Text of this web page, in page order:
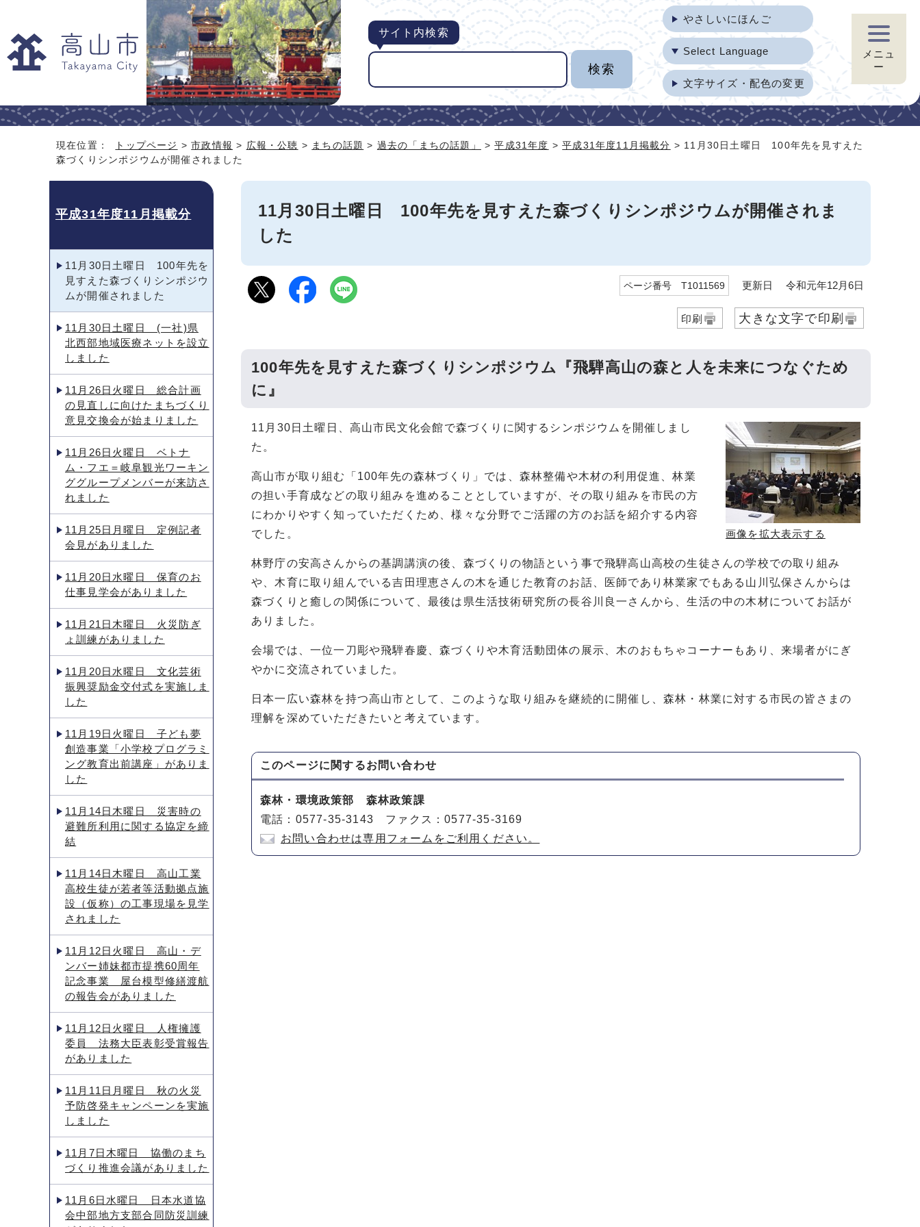
サイト内検索
やさしいにほんご
Select Language
文字サイズ・配色の変更
メニュ
ー
現在位置： トップページ >市政情報 > 広報・公聴 > まちの話題 > 過去の「まちの話題」 >平成31年度 >平成31年度11月掲載分 > 11月30日土曜日 100年先を見すえた
森づくりシンポジウムが開催されました
11月30日土曜日 100年先を見すえた森づくりシンポジウムが開催されま
した
ページ番号 T1011569 更新日 令和元年12月6日
印刷 大きな文字で印刷
100年先を見すえた森づくりシンポジウム『飛騨高山の森と人を未来につなぐため
に』
画像を拡大表示する
11月30日土曜日、高山市民文化会館で森づくりに関するシンポジウムを開催しまし
た。
高山市が取り組む「100年先の森林づくり」では、森林整備や木材の利用促進、林業
の担い手育成などの取り組みを進めることとしていますが、その取り組みを市民の方
にわかりやすく知っていただくため、様々な分野でご活躍の方のお話を紹介する内容
でした。
林野庁の安高さんからの基調講演の後、森づくりの物語という事で飛騨高山高校の生徒さんの学校での取り組み
や、木育に取り組んでいる吉田理恵さんの木を通じた教育のお話、医師であり林業家でもある山川弘保さんからは
森づくりと癒しの関係について、最後は県生活技術研究所の長谷川良一さんから、生活の中の木材についてお話が
ありました。
会場では、一位一刀彫や飛騨春慶、森づくりや木育活動団体の展示、木のおもちゃコーナーもあり、来場者がにぎ
やかに交流されていました。
日本一広い森林を持つ高山市として、このような取り組みを継続的に開催し、森林・林業に対する市民の皆さまの
理解を深めていただきたいと考えています。
このページに関するお問い合わせ
森林・環境政策部 森林政策課
電話：0577-35-3143 ファクス：0577-35-3169
お問い合わせは専用フォームをご利用ください。
平成31年度11月掲載分
11月30日土曜日 100年先を
見すえた森づくりシンポジウ
ムが開催されました
11月30日土曜日 (一社)県
北西部地域医療ネットを設立
しました
11月26日火曜日 総合計画
の見直しに向けたまちづくり
意見交換会が始まりました
11月26日火曜日 ベトナ
ム・フエ＝岐阜観光ワーキン
ググループメンバーが来訪さ
れました
11月25日月曜日 定例記者
会見がありました
11月20日水曜日 保育のお
仕事見学会がありました
11月21日木曜日 火災防ぎ
ょ訓練がありました
11月20日水曜日 文化芸術
振興奨励金交付式を実施しま
した
11月19日火曜日 子ども夢
創造事業「小学校プログラミ
ング教育出前講座」がありま
した
11月14日木曜日 災害時の
避難所利用に関する協定を締
結
11月14日木曜日 高山工業
高校生徒が若者等活動拠点施
設（仮称）の工事現場を見学
されました
11月12日火曜日 高山・デ
ンバー姉妹都市提携60周年
記念事業 屋台模型修繕渡航
の報告会がありました
11月12日火曜日 人権擁護
委員 法務大臣表彰受賞報告
がありました
11月11日月曜日 秋の火災
予防啓発キャンペーンを実施
しました
11月7日木曜日 協働のまち
づくり推進会議がありました
11月6日水曜日 日本水道協
会中部地方支部合同防災訓練